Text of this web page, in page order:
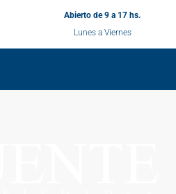
Abierto de 9 a 17 hs.
Lunes a Viernes